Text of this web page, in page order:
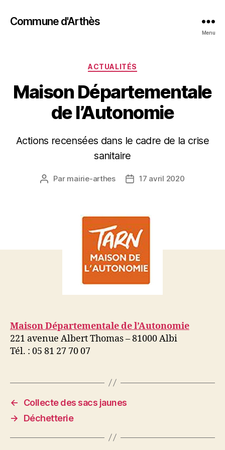
Commune d'Arthès
Menu
ACTUALITÉS
Maison Départementale
de l’Autonomie
Actions recensées dans le cadre de la crise
sanitaire
Par mairie-arthes 17 avril 2020
Maison Départementale de l’Autonomie
221 avenue Albert Thomas – 81000 Albi
Tél. : 05 81 27 70 07
←
Collecte des sacs jaunes
→
Déchetterie